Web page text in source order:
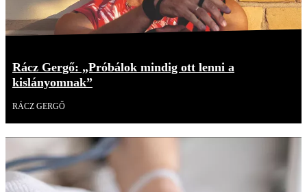
Rácz Gergő: „Próbálok mindig ott lenni a
kislányomnak”
RÁCZ GERGŐ